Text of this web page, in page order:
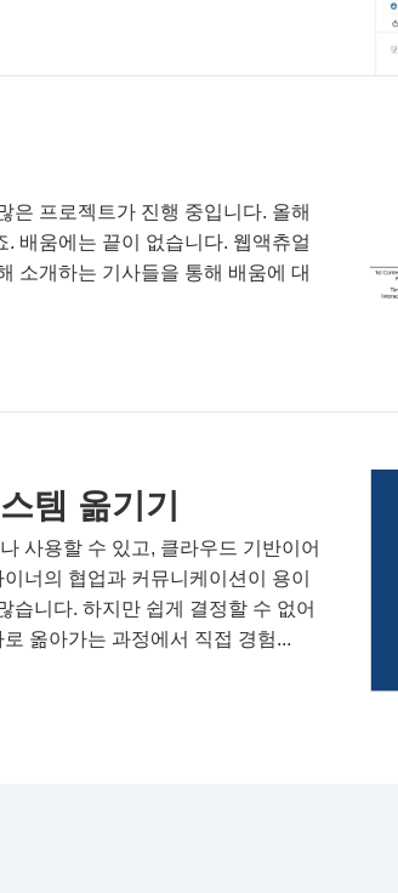
은 프로젝트가 진행 중입니다. 올해
배움에는 끝이 없습니다. 웹액츄얼
소개하는 기사들을 통해 배움에 대
템 옮기기
사용할 수 있고, 클라우드 기반이어
너의 협업과 커뮤니케이션이 용이
습니다. 하지만 쉽게 결정할 수 없어
옮아가는 과정에서 직접 경험...